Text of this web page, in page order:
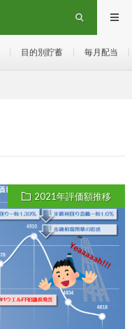
目的別貯蓄 毎月配当
2021年評価額推移